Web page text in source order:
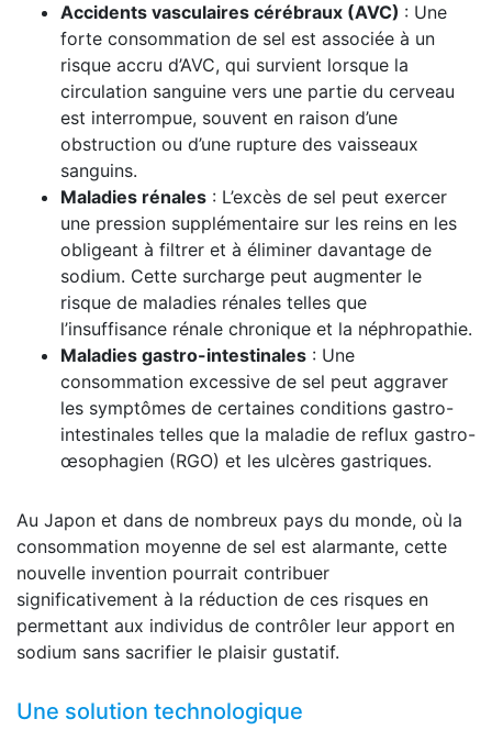
Accidents vasculaires cérébraux (AVC) : Une
forte consommation de sel est associée à un
risque accru d’AVC, qui survient lorsque la
circulation sanguine vers une partie du cerveau
est interrompue, souvent en raison d’une
obstruction ou d’une rupture des vaisseaux
sanguins.
Maladies rénales : L’excès de sel peut exercer
une pression supplémentaire sur les reins en les
obligeant à filtrer et à éliminer davantage de
sodium. Cette surcharge peut augmenter le
risque de maladies rénales telles que
l’insuffisance rénale chronique et la néphropathie.
Maladies gastro-intestinales : Une
consommation excessive de sel peut aggraver
les symptômes de certaines conditions gastro-
intestinales telles que la maladie de reflux gastro-
œsophagien (RGO) et les ulcères gastriques.
Au Japon et dans de nombreux pays du monde, où la
consommation moyenne de sel est alarmante, cette
nouvelle invention pourrait contribuer
significativement à la réduction de ces risques en
permettant aux individus de contrôler leur apport en
sodium sans sacrifier le plaisir gustatif.
Une solution technologique